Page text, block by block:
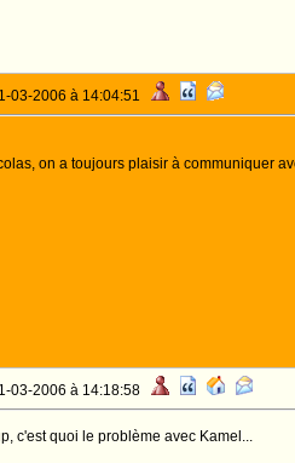
03-2006 à 14:04:51
on a toujours plaisir à communiquer
03-2006 à 14:18:58
c'est quoi le problème avec Kamel...